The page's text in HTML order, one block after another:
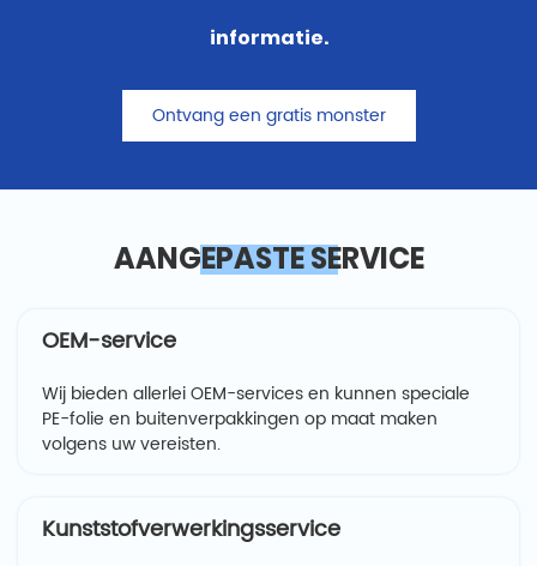
informatie.
Ontvang een gratis monster
AANGEPASTE SERVICE
OEM-service
Wij bieden allerlei OEM-services en kunnen speciale
PE-folie en buitenverpakkingen op maat maken
volgens uw vereisten.
Kunststofverwerkingsservice